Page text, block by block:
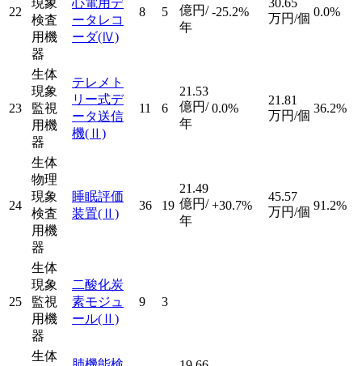
22
現象
検査
用機
器
心電用デ
ータレコ
ーダ(Ⅳ)
8 5
億円/
年
-25.2%
30.65
万円/個 0.0%
23
生体
現象
監視
用機
器
テレメト
リー式デ
ータ送信
機(Ⅱ)
11 6
21.53
億円/
年
0.0%
21.81
万円/個
36.2%
24
生体
物理
現象
検査
用機
器
睡眠評価
装置(Ⅱ)
36 19
21.49
億円/
年
+30.7%
45.57
万円/個 91.2%
25
生体
現象
監視
用機
器
二酸化炭
素モジュ
ール(Ⅱ)
9 3
生体